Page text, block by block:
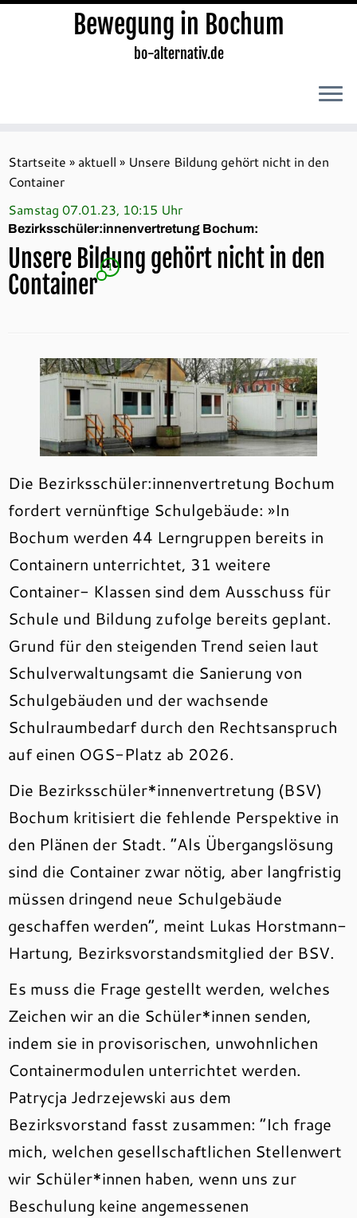
Inhalt
springen
Bewegung in Bochum
bo-alternativ.de
Startseite » aktuell » Unsere Bildung gehört nicht in den
Container
Samstag 07.01.23, 10:15 Uhr
Bezirksschüler:innenvertretung Bochum:
Unsere Bildung gehört nicht in den
Container
1
Die Bezirksschüler:innenvertretung Bochum
fordert vernünftige Schulgebäude: »In
Bochum werden 44 Lerngruppen bereits in
Containern unterrichtet, 31 weitere
Container- Klassen sind dem Ausschuss für
Schule und Bildung zufolge bereits geplant.
Grund für den steigenden Trend seien laut
Schulverwaltungsamt die Sanierung von
Schulgebäuden und der wachsende
Schulraumbedarf durch den Rechtsanspruch
auf einen OGS-Platz ab 2026.
Die Bezirksschüler*innenvertretung (BSV)
Bochum kritisiert die fehlende Perspektive in
den Plänen der Stadt. “Als Übergangslösung
sind die Container zwar nötig, aber langfristig
müssen dringend neue Schulgebäude
geschaffen werden“, meint Lukas Horstmann-
Hartung, Bezirksvorstandsmitglied der BSV.
Es muss die Frage gestellt werden, welches
Zeichen wir an die Schüler*innen senden,
indem sie in provisorischen, unwohnlichen
Containermodulen unterrichtet werden.
Patrycja Jedrzejewski aus dem
Bezirksvorstand fasst zusammen: “Ich frage
mich, welchen gesellschaftlichen Stellenwert
wir Schüler*innen haben, wenn uns zur
Beschulung keine angemessenen